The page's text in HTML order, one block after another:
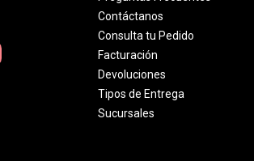
Contáctanos
Consulta tu Pedido
Facturación
Devoluciones
Tipos de Entrega
Sucursales